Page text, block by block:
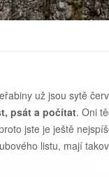
už jsou sytě
psát a počítat. Oni
jste je ještě
listu, mají